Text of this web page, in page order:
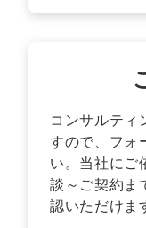
コンサルティ
すので、フォ
い。当社にご
談～ご契約ま
認いただけま